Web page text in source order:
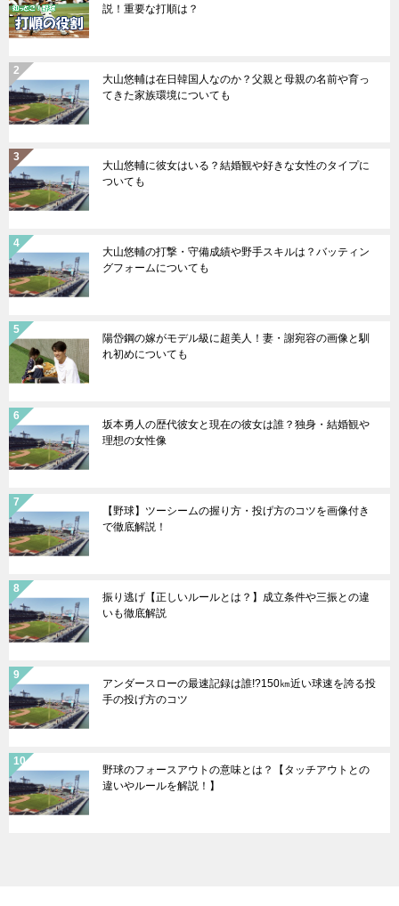
説！重要な打順は？
大山悠輔は在日韓国人なのか？父親と母親の名前や育っ
てきた家族環境についても
大山悠輔に彼女はいる？結婚観や好きな女性のタイプに
ついても
大山悠輔の打撃・守備成績や野手スキルは？バッティン
グフォームについても
陽岱鋼の嫁がモデル級に超美人！妻・謝宛容の画像と馴
れ初めについても
坂本勇人の歴代彼女と現在の彼女は誰？独身・結婚観や
理想の女性像
【野球】ツーシームの握り方・投げ方のコツを画像付き
で徹底解説！
振り逃げ【正しいルールとは？】成立条件や三振との違
いも徹底解説
アンダースローの最速記録は誰!?150㎞近い球速を誇る投
手の投げ方のコツ
野球のフォースアウトの意味とは？【タッチアウトとの
違いやルールを解説！】